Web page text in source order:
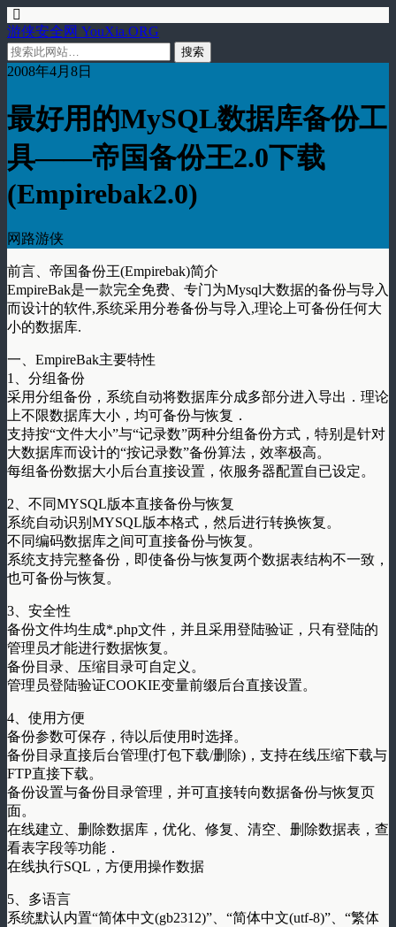
游侠安全网 YouXia.ORG
2008年4月8日
最好用的MySQL数据库备份工
具——帝国备份王2.0下载
(Empirebak2.0)
网路游侠
前言、帝国备份王(Empirebak)简介
EmpireBak是一款完全免费、专门为Mysql大数据的备份与导入
而设计的软件,系统采用分卷备份与导入,理论上可备份任何大
小的数据库.
一、EmpireBak主要特性
1、分组备份
采用分组备份，系统自动将数据库分成多部分进入导出．理论
上不限数据库大小，均可备份与恢复．
支持按“文件大小”与“记录数”两种分组备份方式，特别是针对
大数据库而设计的“按记录数”备份算法，效率极高。
每组备份数据大小后台直接设置，依服务器配置自已设定。
2、不同MYSQL版本直接备份与恢复
系统自动识别MYSQL版本格式，然后进行转换恢复。
不同编码数据库之间可直接备份与恢复。
系统支持完整备份，即使备份与恢复两个数据表结构不一致，
也可备份与恢复。
3、安全性
备份文件均生成*.php文件，并且采用登陆验证，只有登陆的
管理员才能进行数据恢复。
备份目录、压缩目录可自定义。
管理员登陆验证COOKIE变量前缀后台直接设置。
4、使用方便
备份参数可保存，待以后使用时选择。
备份目录直接后台管理(打包下载/删除)，支持在线压缩下载与
FTP直接下载。
备份设置与备份目录管理，并可直接转向数据备份与恢复页
面。
在线建立、删除数据库，优化、修复、清空、删除数据表，查
看表字段等功能．
在线执行SQL，方便用操作数据
5、多语言
系统默认内置“简体中文(gb2312)”、“简体中文(utf-8)”、“繁体